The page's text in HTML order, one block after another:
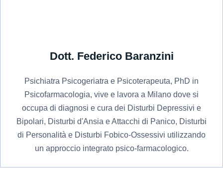
Dott. Federico Baranzini
Psichiatra Psicogeriatra e Psicoterapeuta, PhD in
Psicofarmacologia, vive e lavora a Milano dove si
occupa di diagnosi e cura dei Disturbi Depressivi e
Bipolari, Disturbi d'Ansia e Attacchi di Panico, Disturbi
di Personalità e Disturbi Fobico-Ossessivi utilizzando
un approccio integrato psico-farmacologico.